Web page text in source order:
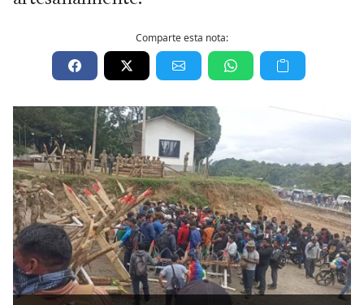
Comparte esta nota: